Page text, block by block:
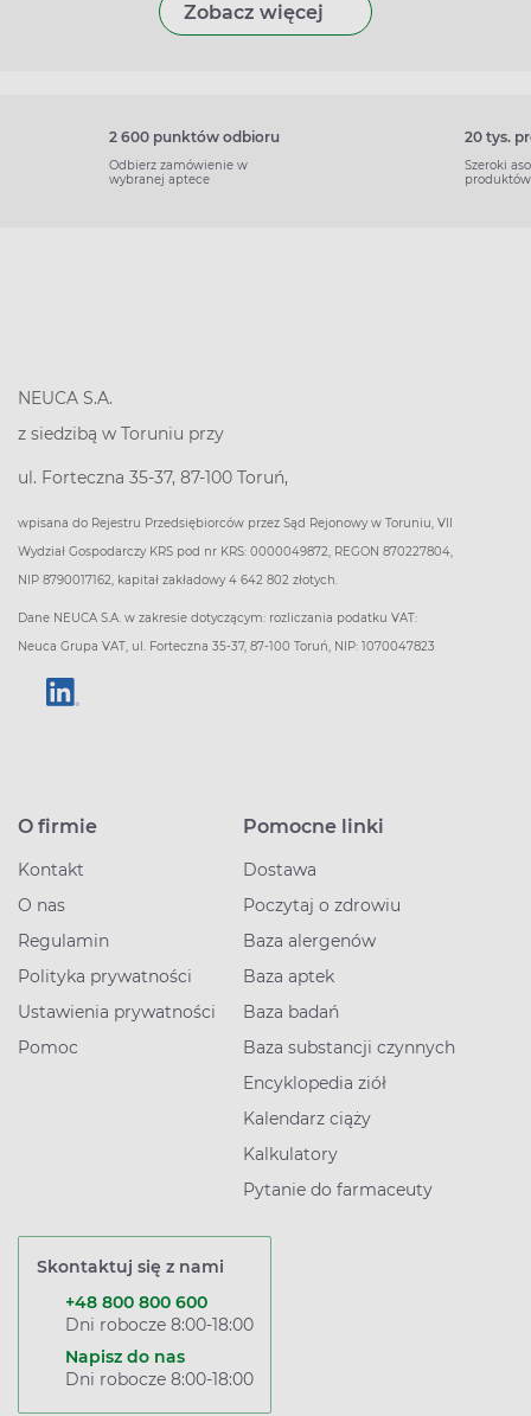
Zobacz więcej
2 600 punktów odbioru
Odbierz zamówienie w
wybranej aptece
20 tys.
Szeroki
produktów
NEUCA S.A.
z siedzibą w Toruniu przy
ul. Forteczna 35-37, 87-100 Toruń,
wpisana do Rejestru Przedsiębiorców przez Sąd Rejonowy w Toruniu, VII
Wydział Gospodarczy KRS pod nr KRS: 0000049872, REGON 870227804,
NIP 8790017162, kapitał zakładowy 4 642 802 złotych.
Dane NEUCA S.A. w zakresie dotyczącym: rozliczania podatku VAT:
Neuca Grupa VAT, ul. Forteczna 35-37, 87-100 Toruń, NIP: 1070047823
O firmie
Kontakt
O nas
Regulamin
Polityka prywatności
Ustawienia prywatności
Pomoc
Pomocne linki
Dostawa
Poczytaj o zdrowiu
Baza alergenów
Baza aptek
Baza badań
Baza substancji czynnych
Encyklopedia ziół
Kalendarz ciąży
Kalkulatory
Pytanie do farmaceuty
Skontaktuj się z nami
+48 800 800 600
Dni robocze 8:00-18:00
Napisz do nas
Dni robocze 8:00-18:00